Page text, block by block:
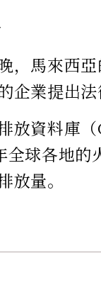
，馬來西
企業提出法
放資料
球各地的
量。